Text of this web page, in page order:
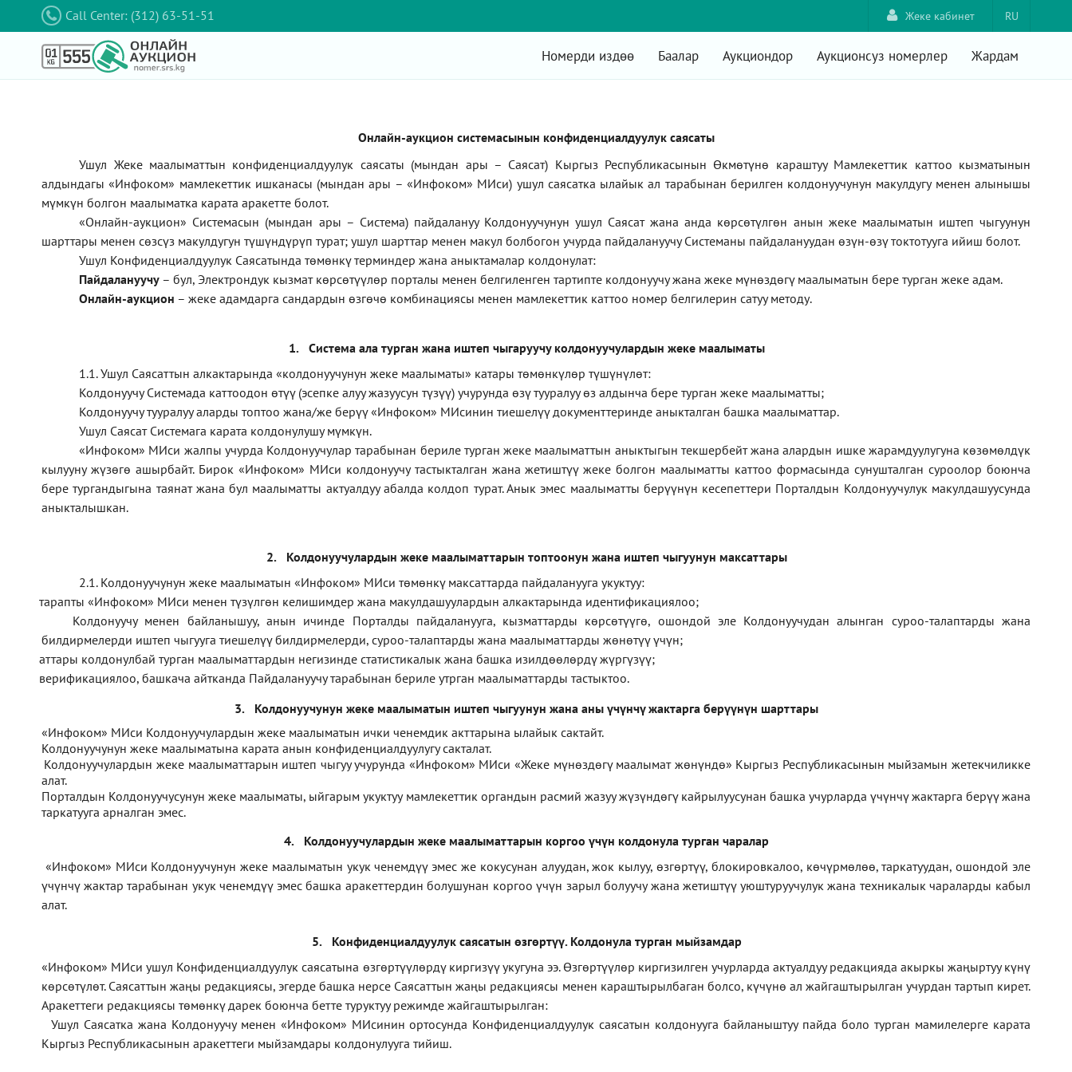
Call Center: (312) 63-51-51 RU
Жеке кабинет
Номерди издөө Баалар Аукциондор Аукционсуз номерлер Жардам
Онлайн-аукцион системасынын конфиденциалдуулук саясаты
Ушул Жеке маалыматтын конфиденциалдуулук саясаты (мындан ары – Саясат) Кыргыз Республикасынын Өкмөтүнө караштуу Мамлекеттик каттоо кызматынын
алдындагы«Инфоком» мамлекеттик ишканасы (мындан ары – «Инфоком» МИси) ушул саясатка ылайык ал тарабынан берилген колдонуучунун макулдугу менен алынышы
мүмкүн болгон маалыматка карата аракетте болот.
«Онлайн-аукцион» Системасын (мындан ары – Система) пайдалануу Колдонуучунун ушул Саясат жана анда көрсөтүлгөн анын жеке маалыматын иштеп чыгуунун
шарттары менен сөзсүз макулдугун түшүндүрүп турат; ушул шарттар менен макул болбогон учурда пайдалануучу Системаны пайдалануудан өзүн-өзү токтотууга ийиш болот.
Ушул Конфиденциалдуулук Саясатында төмөнкү терминдер жана аныктамалар колдонулат:
Пайдалануучу – бул, Электрондук кызмат көрсөтүүлөр порталы менен белгиленген тартипте колдонуучу жана жеке мүнөздөгү маалыматын бере турган жеке адам.
Онлайн-аукцион –жеке адамдарга сандардын өзгөчө комбинациясы менен мамлекеттик каттоо номер белгилерин сатуу методу.
1.
Система ала турган жана иштеп чыгаруучу колдонуучулардын жеке маалыматы
1.1. Ушул Саясаттын алкактарында«колдонуучунунжеке маалыматы» катары төмөнкүлөр түшүнүлөт:
Колдонуучу Системада каттоодон өтүү (эсепке алуу жазуусун түзүү) учурунда өзү тууралуу өз алдынча бере турган жеке маалыматты;
Колдонуучу тууралуу аларды топтоо жана/же берүү «Инфоком» МИсинин тиешелүү документтеринде аныкталган башка маалыматтар.
Ушул Саясат Системага карата колдонулушу мүмкүн.
«Инфоком» МИси жалпы учурда Колдонуучулар тарабынан бериле турган жеке маалыматтын аныктыгын текшербейт жана алардын ишке жарамдуулугуна көзөмөлдүк
кылууну жүзөгө ашырбайт. Бирок «Инфоком» МИси колдонуучу тастыкталган жана жетиштүү жеке болгон маалыматты каттоо формасында сунушталган суроолор боюнча
бере тургандыгына таянат жана бул маалыматты актуалдуу абалда колдоп турат. Анык эмес маалыматты берүүнүн кесепеттери Порталдын Колдонуучулук макулдашуусунда
аныкталышкан.
2.
Колдонуучулардын жеке маалыматтарын топтоонун жана иштеп чыгуунун максаттары
2.1. Колдонуучунун жеке маалыматын «Инфоком» МИси төмөнкү максаттарда пайдаланууга укуктуу:
тарапты «Инфоком» МИси менен түзүлгөн келишимдер жана макулдашуулардын алкактарында идентификациялоо;
Колдонуучу менен байланышуу, анын ичинде Порталды пайдаланууга, кызматтарды көрсөтүүгө, ошондой эле Колдонуучудан алынган суроо-талаптарды жана
билдирмелерди иштеп чыгууга тиешелүү билдирмелерди, суроо-талаптарды жана маалыматтарды жөнөтүү үчүн;
аттары колдонулбай турган маалыматтардын негизинде статистикалык жана башка изилдөөлөрдү жүргүзүү;
верификациялоо, башкача айтканда Пайдалануучу тарабынан бериле утрган маалыматтарды тастыктоо.
3.
Колдонуучунун жеке маалыматын иштеп чыгуунун жана аны үчүнчү жактарга берүүнүн шарттары
«Инфоком» МИси Колдонуучулардын жеке маалыматын ички ченемдик акттарына ылайык сактайт.
Колдонуучунун жеке маалыматына карата анын конфиденциалдуулугу сакталат.
Колдонуучулардын жеке маалыматтарын иштеп чыгуу учурунда «Инфоком» МИси«Жеке мүнөздөгү маалымат жөнүндө» Кыргыз Республикасынын мыйзамын жетекчиликке
алат.
Порталдын Колдонуучусунун жеке маалыматы, ыйгарым укуктуу мамлекеттик органдын расмий жазуу жүзүндөгү кайрылуусунан башка учурларда үчүнчү жактарга берүү жана
таркатууга арналган эмес.
4.
Колдонуучулардын жеке маалыматтарын коргоо үчүн колдонула турган чаралар
«Инфоком» МИси Колдонуучунун жеке маалыматын укук ченемдүү эмес же кокусунан алуудан, жок кылуу, өзгөртүү, блокировкалоо, көчүрмөлөө, таркатуудан, ошондой эле
үчүнчү жактар тарабынан укук ченемдүү эмес башка аракеттердин болушунан коргоо үчүн зарыл болуучу жана жетиштүү уюштуруучулук жана техникалык чараларды кабыл
алат.
5. Конфиденциалдуулук саясатын өзгөртүү. Колдонула турган мыйзамдар
«Инфоком» МИси ушул Конфиденциалдуулук саясатына өзгөртүүлөрдү киргизүү укугуна ээ. Өзгөртүүлөр киргизилген учурларда актуалдуу редакцияда акыркы жаңыртуу күнү
көрсөтүлөт. Саясаттын жаңы редакциясы, эгерде башка нерсе Саясаттын жаңы редакциясы менен караштырылбаган болсо, күчүнө ал жайгаштырылган учурдан тартып кирет.
Аракеттеги редакциясы төмөнкү дарек боюнча бетте туруктуу режимде жайгаштырылган:
Ушул Саясатка жана Колдонуучу менен «Инфоком» МИсинин ортосунда Конфиденциалдуулук саясатын колдонууга байланыштуу пайда боло турган мамилелерге карата
Кыргыз Республикасынын аракеттеги мыйзамдары колдонулууга тийиш.